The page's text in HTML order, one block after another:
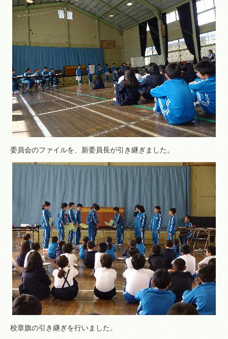
委員会のファイルを、新委員長が引き継ぎました。
校章旗の引き継ぎを行いました。